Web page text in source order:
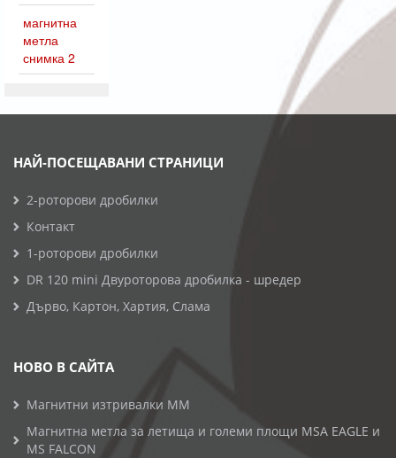
магнитна
метла
снимка 2
НАЙ-ПОСЕЩАВАНИ СТРАНИЦИ
2-роторови дробилки
Контакт
1-роторови дробилки
DR 120 mini Двуроторова дробилка - шредер
Дърво, Картон, Хартия, Слама
НОВО В САЙТА
Магнитни изтривалки MM
Магнитна метла за летища и големи площи MSA EAGLE и
MS FALCON